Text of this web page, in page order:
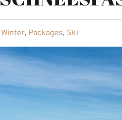
Winter, Packages, Ski